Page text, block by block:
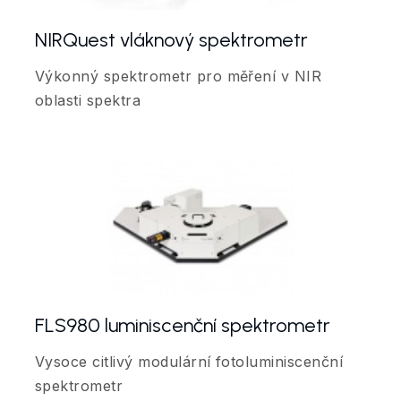
NIRQuest vláknový spektrometr
Výkonný spektrometr pro měření v NIR
oblasti spektra
FLS980 luminiscenční spektrometr
Vysoce citlivý modulární fotoluminiscenční
spektrometr